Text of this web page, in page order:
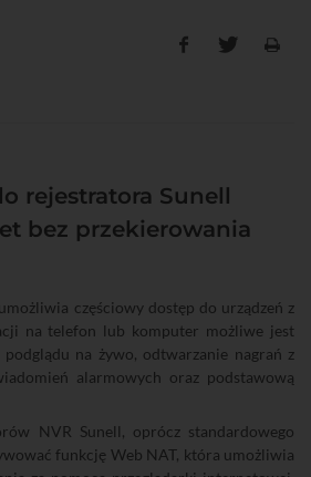
rejestratora Sunell
bez przekierowania
częściowy dostęp do urządzeń z
na telefon lub komputer możliwe jest
podglądu na żywo, odtwarzanie nagrań z
alarmowych oraz podstawową
NVR Sunell, oprócz standardowego
funkcję Web NAT, która umożliwia